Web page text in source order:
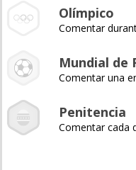
Olímpico
Comentar
Mundial de
Comentar una
Penitencia
Comentar cada